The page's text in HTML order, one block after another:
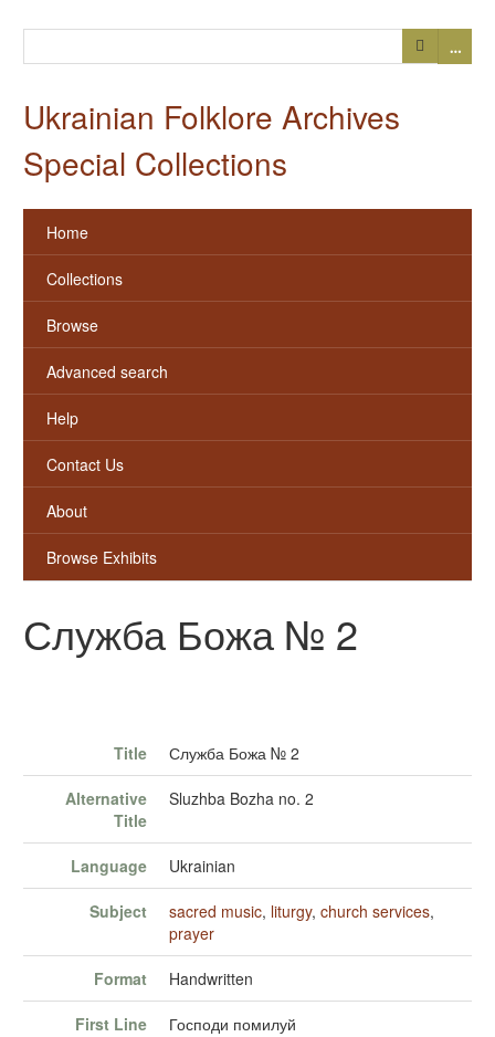
…
Ukrainian Folklore Archives
Special Collections
Home
Collections
Browse
Advanced search
Help
Contact Us
About
Browse Exhibits
Служба Божа № 2
Title Служба Божа № 2
Alternative
Title
Sluzhba Bozha no. 2
Language Ukrainian
Subject sacred music, liturgy, church services,
prayer
Format Handwritten
First Line Господи помилуй